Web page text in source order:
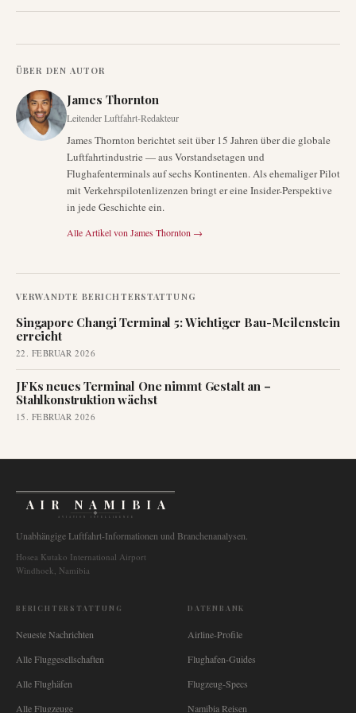
ÜBER DEN AUTOR
James Thornton
Leitender Luftfahrt-Redakteur
James Thornton berichtet seit über 15 Jahren über die globale
Luftfahrtindustrie — aus Vorstandsetagen und
Flughafenterminals auf sechs Kontinenten. Als ehemaliger Pilot
mit Verkehrspilotenlizenzen bringt er eine Insider-Perspektive
in jede Geschichte ein.
Alle Artikel von James Thornton →
VERWANDTE BERICHTERSTATTUNG
Singapore Changi Terminal 5: Wichtiger Bau-Meilenstein
erreicht
22. FEBRUAR 2026
JFKs neues Terminal One nimmt Gestalt an –
Stahlkonstruktion wächst
15. FEBRUAR 2026
AIR NAMIBIA
AVIATION INTELLIGENCE
Unabhängige Luftfahrt-Informationen und Branchenanalysen.
Hosea Kutako International Airport
Windhoek, Namibia
BERICHTERSTATTUNG
Neueste Nachrichten
Alle Fluggesellschaften
Alle Flughäfen
Alle Flugzeuge
DATENBANK
Airline-Profile
Flughafen-Guides
Flugzeug-Specs
Namibia Reisen